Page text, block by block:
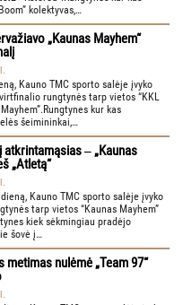
kolektyvas,…
„Kaunas Mayhem“
Kauno TMC sporto salėje įvyko
rungtynės tarp vietos “KKL
kur kas
šeimininkai,…
‒ „Kaunas
„Atletą“
Kauno TMC sporto salėje įvyko
tarp vietos “Kaunas Mayhem”
kiek sėkmingiau pradėjo
šovė į…
nulėmė „Team 97“